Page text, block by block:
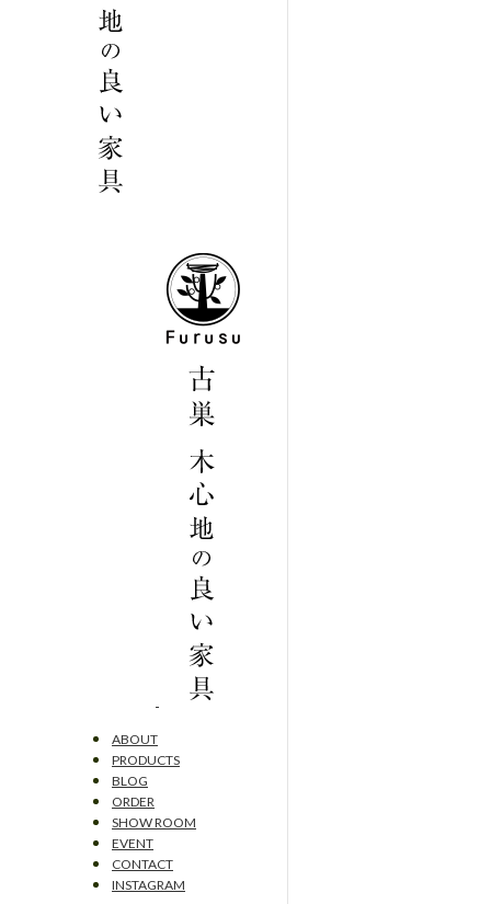
ABOUT
PRODUCTS
BLOG
ORDER
SHOW ROOM
EVENT
CONTACT
INSTAGRAM